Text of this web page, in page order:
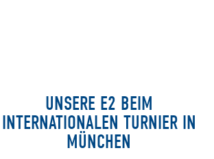
UNSERE E2 BEIM
INTERNATIONALEN TURNIER IN
MÜNCHEN